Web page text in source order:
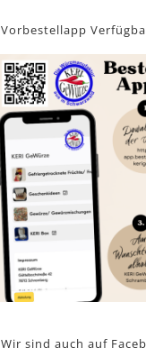
Vorbestellapp
Wir sind auch auf